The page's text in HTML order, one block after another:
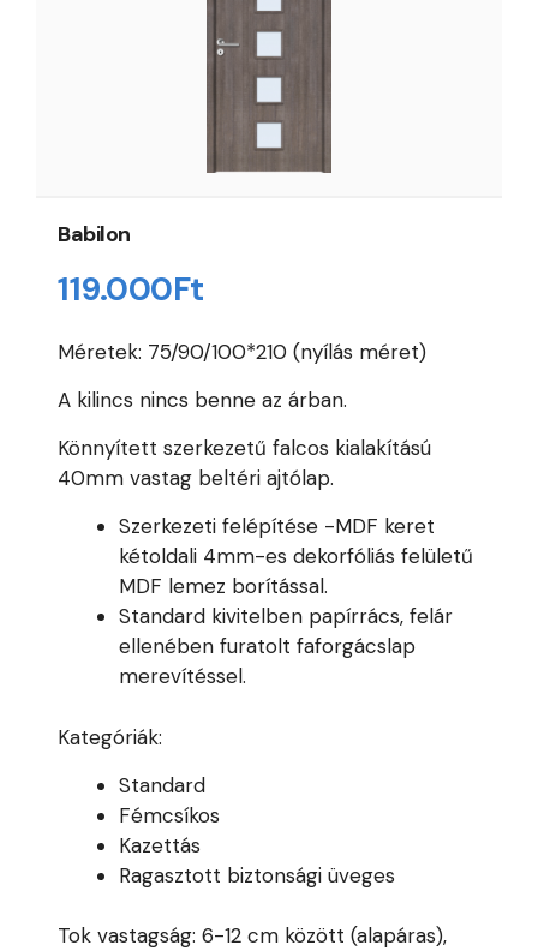
Babilon
119.000Ft
Méretek: 75/90/100*210 (nyílás méret)
A kilincs nincs benne az árban.
Könnyített szerkezetű falcos kialakítású
40mm vastag beltéri ajtólap.
Szerkezeti felépítése -MDF keret
kétoldali 4mm-es dekorfóliás felületű
MDF lemez borítással.
Standard kivitelben papírrács, felár
ellenében furatolt faforgácslap
merevítéssel.
Kategóriák:
Standard
Fémcsíkos
Kazettás
Ragasztott biztonsági üveges
Tok vastagság: 6-12 cm között (alapáras),